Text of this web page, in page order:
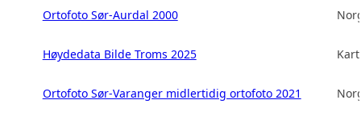
Ortofoto Sør-Aurdal 2000
Høydedata Bilde Troms 2025
Ortofoto Sør-Varanger midlertidig ortofoto 2021